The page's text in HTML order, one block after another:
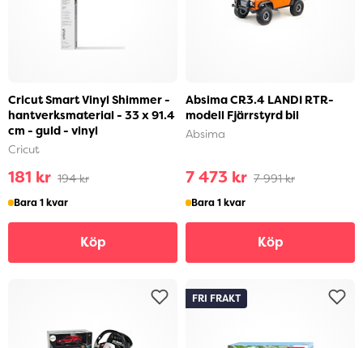
Cricut Smart Vinyl Shimmer -
hantverksmaterial - 33 x 91.4
cm - guld - vinyl
Cricut
181 kr 194 kr
Bara 1 kvar
Köp
Absima CR3.4 LANDI RTR-
modell Fjärrstyrd bil
Absima
7 473 kr 7 991 kr
Bara 1 kvar
Köp
FRI FRAKT